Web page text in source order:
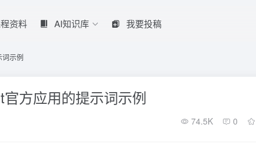
资料 AI知识库 我要投稿
示例
方应用的提示词示例
74.5K 0